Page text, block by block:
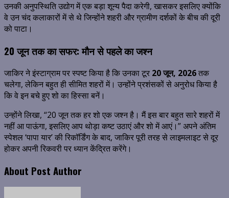
उनकी अनुपस्थिति उद्योग में एक बड़ा शून्य पैदा करेगी, खासकर इसलिए क्योंकि
वे उन चंद कलाकारों में से थे जिन्होंने शहरी और ग्रामीण दर्शकों के बीच की दूरी
को पाटा।
20 जून तक का सफर: मौन से पहले का जश्न
जाकिर ने इंस्टाग्राम पर स्पष्ट किया है कि उनका टूर 20 जून, 2026तक
चलेगा, लेकिन बहुत ही सीमित शहरों में। उन्होंने प्रशंसकों से अनुरोध किया है
कि वे इन बचे हुए शो का हिस्सा बनें।
उन्होंने लिखा, “20 जून तक हर शो एक जश्न है। मैं इस बार बहुत सारे शहरों में
नहीं आ पाऊंगा, इसलिए आप थोड़ा कष्ट उठाएं और शो में आएं।” अपने अंतिम
स्पेशल ‘पापा यार’ की रिकॉर्डिंग के बाद, जाकिर पूरी तरह से लाइमलाइट से दूर
होकर अपनी रिकवरी पर ध्यान केंद्रित करेंगे।
About Post Author